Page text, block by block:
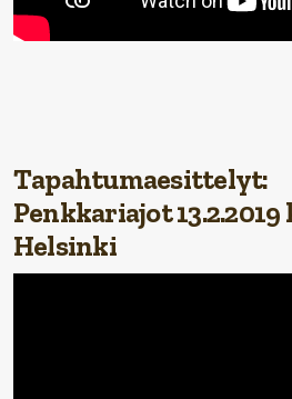
Tapahtumaesittelyt:
Penkkariajot 13.2.2019
Helsinki